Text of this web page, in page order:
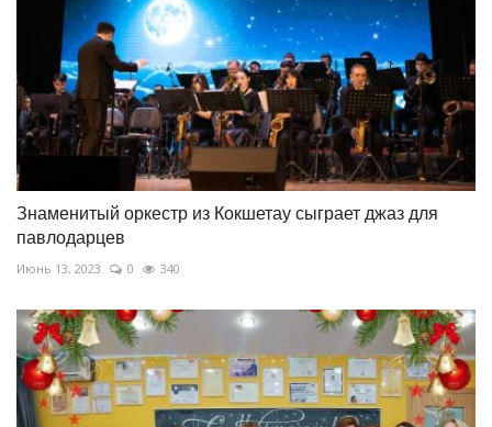
Знаменитый оркестр из Кокшетау сыграет джаз для
павлодарцев
Июнь 13, 2023 0 340